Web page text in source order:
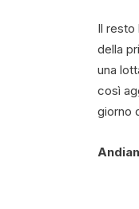
Il resto
della
una
così
giorno